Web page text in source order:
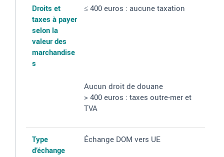
Droits et
taxes à payer
selon la
valeur des
marchandise
s
≤ 400 euros : aucune taxation
Aucun droit de douane
> 400 euros : taxes outre-mer et
TVA
Type
d’échange
Échange DOM vers UE